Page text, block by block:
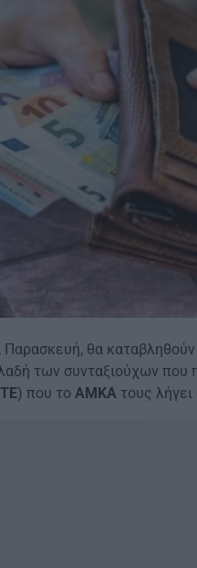
θα καταβληθούν
των συνταξιούχων που
) που το ΑΜΚΑ τους λήγει